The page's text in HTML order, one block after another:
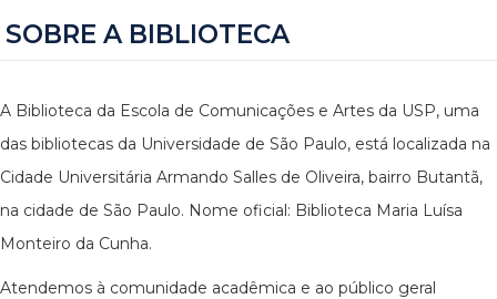
SOBRE A BIBLIOTECA
A Biblioteca da Escola de Comunicações e Artes da USP, uma
das bibliotecas da Universidade de São Paulo, está localizada na
Cidade Universitária Armando Salles de Oliveira, bairro Butantã,
na cidade de São Paulo. Nome oficial: Biblioteca Maria Luísa
Monteiro da Cunha.
Atendemos à comunidade acadêmica e ao público geral